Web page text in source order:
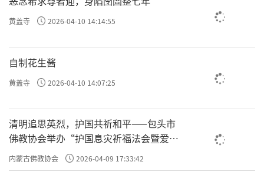
黄盖寺 2026-04-10 14:14:55
自制花生酱
黄盖寺 2026-04-10 14:07:25
清明追思英烈，护国共祈和平——包头市
佛教协会举办“护国息灾祈福法会暨爱国
主义电影观影活动”
内蒙古佛教协会 2026-04-09 17:33:42